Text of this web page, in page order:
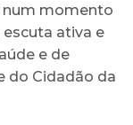
num momento
ativa e
e de
do Cidadão da